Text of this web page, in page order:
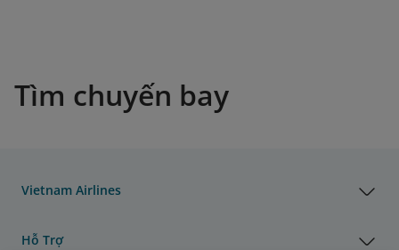
Tìm chuyến bay
Vietnam Airlines
Hỗ Trợ